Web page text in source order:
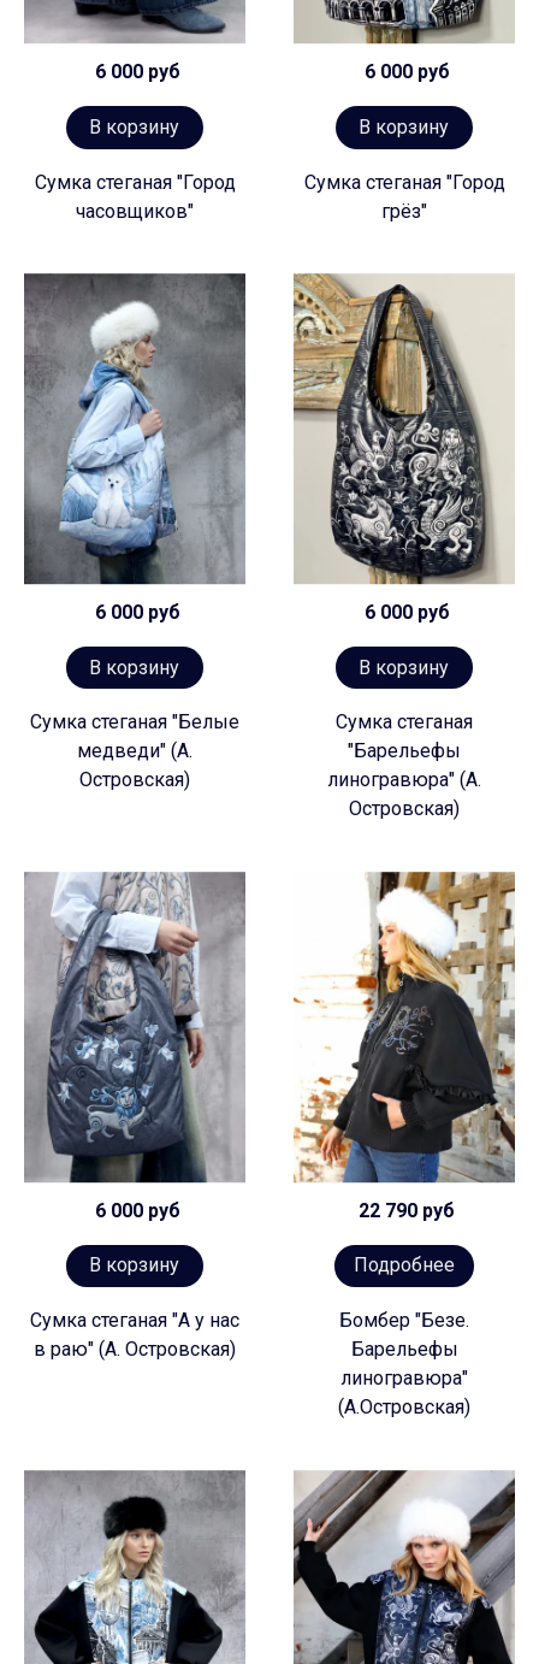
6 000 руб
В корзину
Сумка стеганая "Город
часовщиков"
6 000 руб
В корзину
Сумка стеганая "Город
грёз"
6 000 руб
В корзину
Сумка стеганая "Белые
медведи" (А.
Островская)
6 000 руб
В корзину
Сумка стеганая
"Барельефы
линогравюра" (А.
Островская)
6 000 руб
В корзину
Сумка стеганая "А у нас
в раю" (А. Островская)
22 790 руб
Подробнее
Бомбер "Безе.
Барельефы
линогравюра"
(А.Островская)